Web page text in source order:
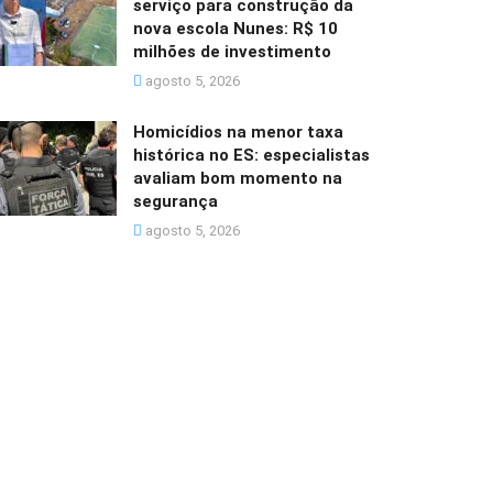
serviço para construção da
nova escola Nunes: R$ 10
milhões de investimento
agosto 5, 2026
Homicídios na menor taxa
histórica no ES: especialistas
avaliam bom momento na
segurança
agosto 5, 2026